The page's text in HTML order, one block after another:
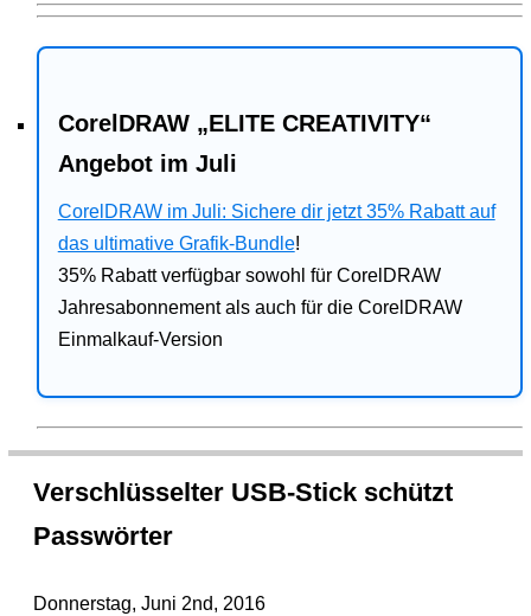
CorelDRAW „ELITE CREATIVITY“
Angebot im Juli
CorelDRAW im Juli: Sichere dir jetzt 35% Rabatt auf
das ultimative Grafik-Bundle!
35% Rabatt verfügbar sowohl für CorelDRAW
Jahresabonnement als auch für die CorelDRAW
Einmalkauf-Version
Verschlüsselter USB-Stick schützt
Passwörter
Donnerstag, Juni 2nd, 2016